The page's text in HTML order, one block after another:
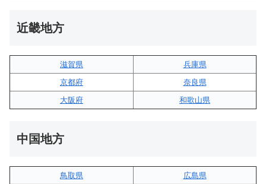
近畿地方
滋賀県
兵庫県
京都府
奈良県
大阪府
和歌山県
中国地方
鳥取県
広島県